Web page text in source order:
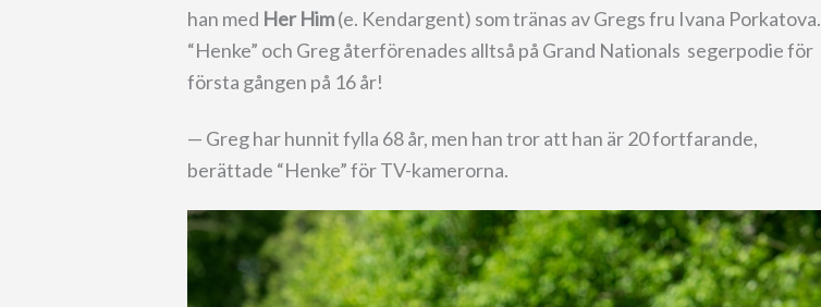
han med Her Him(e. Kendargent) som tränas av Gregs fru Ivana Porkatova.
“Henke” och Greg återförenades alltså på Grand Nationals segerpodie för
första gången på 16 år!
— Greg har hunnit fylla 68 år, men han tror att han är 20 fortfarande,
berättade “Henke” för TV-kamerorna.